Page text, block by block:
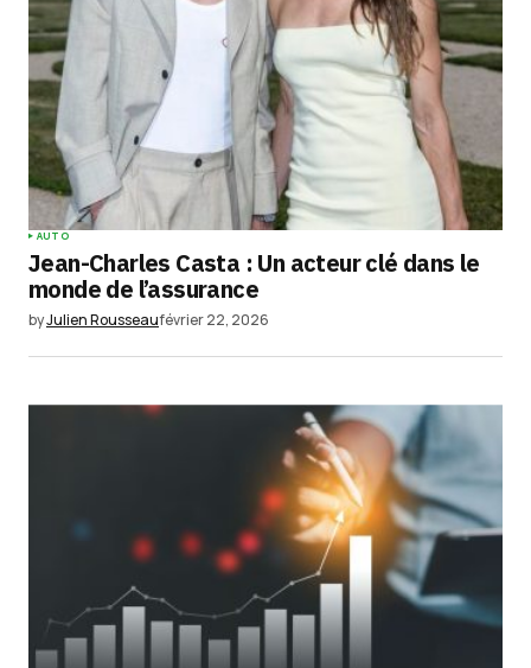
Comment *
Your Name
Your E-mail*
site dans le navigateur pour mon prochain
AUTO
Jean-Charles Casta : Un acteur clé dans le
monde de l’assurance
byJulien Rousseaufévrier 22, 2026